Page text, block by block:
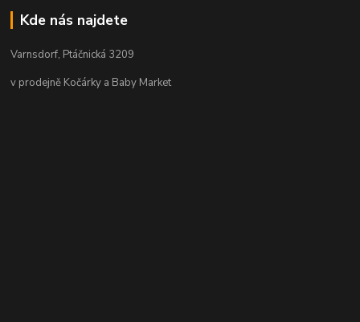
Kde nás najdete
Varnsdorf, Ptáčnická 3209
v prodejně Kočárky a Baby Market